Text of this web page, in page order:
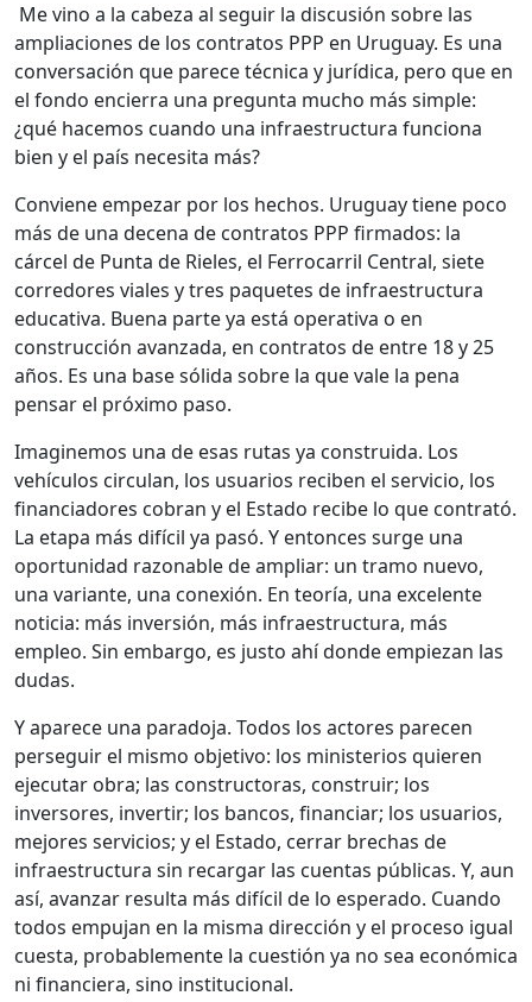
Me vino a la cabeza al seguir la discusión sobre las
ampliaciones de los contratos PPP en Uruguay. Es una
conversación que parece técnica y jurídica, pero que en
el fondo encierra una pregunta mucho más simple:
¿qué hacemos cuando una infraestructura funciona
bien y el país necesita más?
Conviene empezar por los hechos. Uruguay tiene poco
más de una decena de contratos PPP firmados: la
cárcel de Punta de Rieles, el Ferrocarril Central, siete
corredores viales y tres paquetes de infraestructura
educativa. Buena parte ya está operativa o en
construcción avanzada, en contratos de entre 18 y 25
años. Es una base sólida sobre la que vale la pena
pensar el próximo paso.
Imaginemos una de esas rutas ya construida. Los
vehículos circulan, los usuarios reciben el servicio, los
financiadores cobran y el Estado recibe lo que contrató.
La etapa más difícil ya pasó. Y entonces surge una
oportunidad razonable de ampliar: un tramo nuevo,
una variante, una conexión. En teoría, una excelente
noticia: más inversión, más infraestructura, más
empleo. Sin embargo, es justo ahí donde empiezan las
dudas.
Y aparece una paradoja. Todos los actores parecen
perseguir el mismo objetivo: los ministerios quieren
ejecutar obra; las constructoras, construir; los
inversores, invertir; los bancos, financiar; los usuarios,
mejores servicios; y el Estado, cerrar brechas de
infraestructura sin recargar las cuentas públicas. Y, aun
así, avanzar resulta más difícil de lo esperado. Cuando
todos empujan en la misma dirección y el proceso igual
cuesta, probablemente la cuestión ya no sea económica
ni financiera, sino institucional.